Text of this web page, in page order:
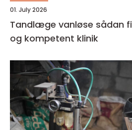
01. July 2026
Tandlæge vanløse sådan finder du en tryg
og kompetent klinik